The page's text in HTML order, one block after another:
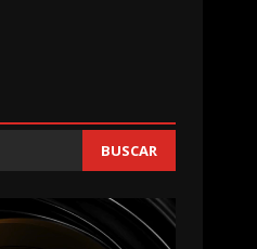
BUSCAR